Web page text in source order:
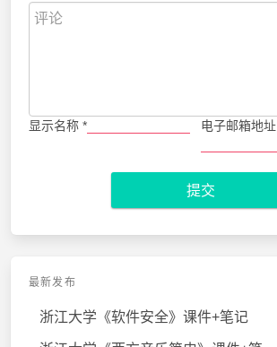
显示名称 * 电子邮箱地址
提交
最新发布
浙江大学《软件安全》课件+笔记